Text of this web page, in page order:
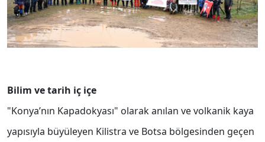
Bilim ve tarih iç içe
"Konya’nın Kapadokyası" olarak anılan ve volkanik kaya
yapısıyla büyüleyen Kilistra ve Botsa bölgesinden geçen